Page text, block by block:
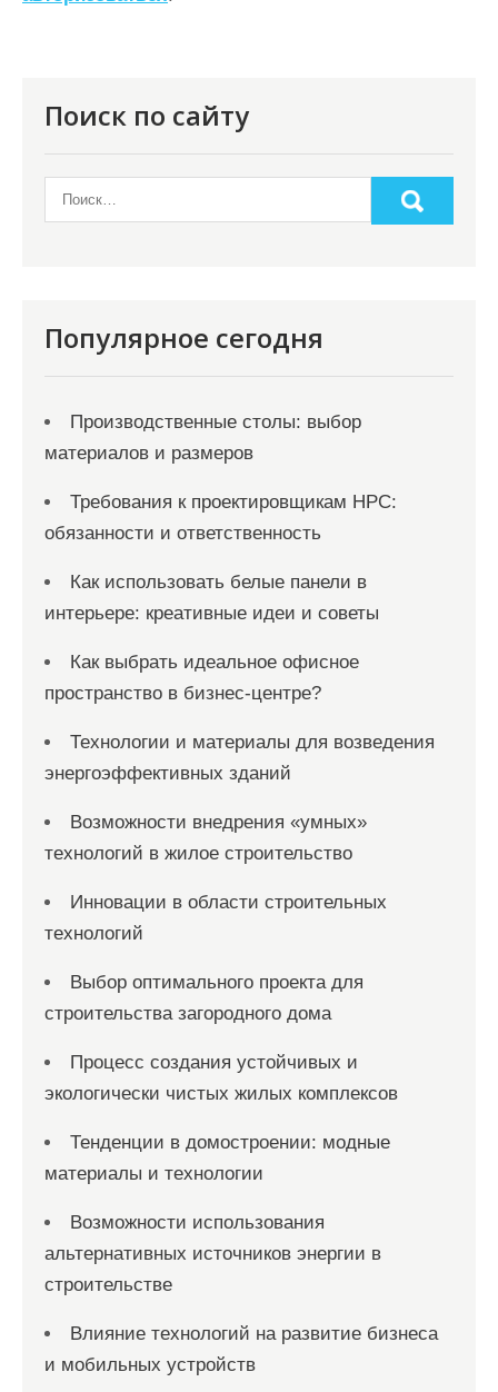
м
Поиск по сайту
Популярное сегодня
Производственные столы: выбор
материалов и размеров
Требования к проектировщикам НРС:
обязанности и ответственность
Как использовать белые панели в
интерьере: креативные идеи и советы
Как выбрать идеальное офисное
пространство в бизнес-центре?
Технологии и материалы для возведения
энергоэффективных зданий
Возможности внедрения «умных»
технологий в жилое строительство
Инновации в области строительных
технологий
Выбор оптимального проекта для
строительства загородного дома
Процесс создания устойчивых и
экологически чистых жилых комплексов
Тенденции в домостроении: модные
материалы и технологии
Возможности использования
альтернативных источников энергии в
строительстве
Влияние технологий на развитие бизнеса
и мобильных устройств